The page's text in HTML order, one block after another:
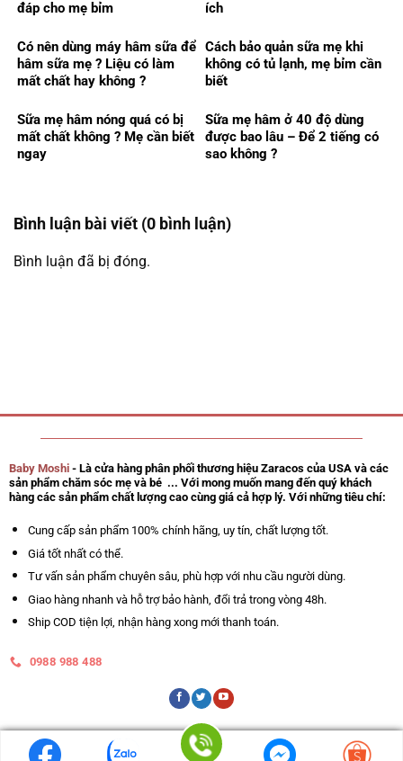
đáp cho mẹ bỉm
ích
Có nên dùng máy hâm sữa để
hâm sữa mẹ ? Liệu có làm
mất chất hay không ?
Cách bảo quản sữa mẹ khi
không có tủ lạnh, mẹ bỉm cần
biết
Sữa mẹ hâm nóng quá có bị
mất chất không ? Mẹ cần biết
ngay
Sữa mẹ hâm ở 40 độ dùng
được bao lâu – Để 2 tiếng có
sao không ?
Bình luận bài viết (0 bình luận)
Bình luận đã bị đóng.
Baby Moshi- Là cửa hàng phân phối thương hiệu Zaracos của USA và các
sản phẩm chăm sóc mẹ và bé ... Với mong muốn mang đến quý khách
hàng các sản phẩm chất lượng cao cùng giá cả hợp lý. Với những tiêu chí:
Cung cấp sản phẩm 100% chính hãng, uy tín, chất lượng tốt.
Giá tốt nhất có thể.
Tư vấn sản phẩm chuyên sâu, phù hợp với nhu cầu người dùng.
Giao hàng nhanh và hỗ trợ bảo hành, đổi trả trong vòng 48h.
Ship COD tiện lợi, nhận hàng xong mới thanh toán.
0988 988 488